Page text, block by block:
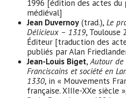
1996 [édition des actes du
médiéval]
Jean Duvernoy (trad.), Le
Délicieux – 1319, Toulouse
Éditeur [traduction des
publiés par Alan
Jean-Louis Biget,Autour de
Franciscains et société en
1330, in « Mouvements
française. XIIIe-XXe siècle